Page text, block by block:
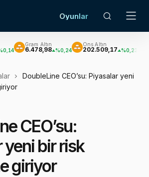
Oyunlar
Gram Altın
6.478,98 %0,24
Ons Altın
202.509,17 %0,23
DoubleLine CEO’su: Piyasalar yeni
CEO’su:
yeni bir risk
giriyor